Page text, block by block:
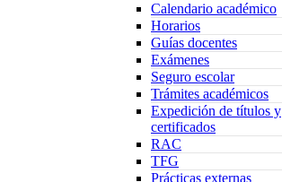
Calendario académico
Horarios
Guías docentes
Exámenes
Seguro escolar
Trámites académicos
Expedición de títulos y
certificados
RAC
TFG
Prácticas externas